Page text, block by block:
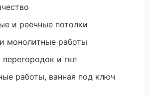
и реечные потолки
монолитные работы
и гкл
работы, ванная под ключ